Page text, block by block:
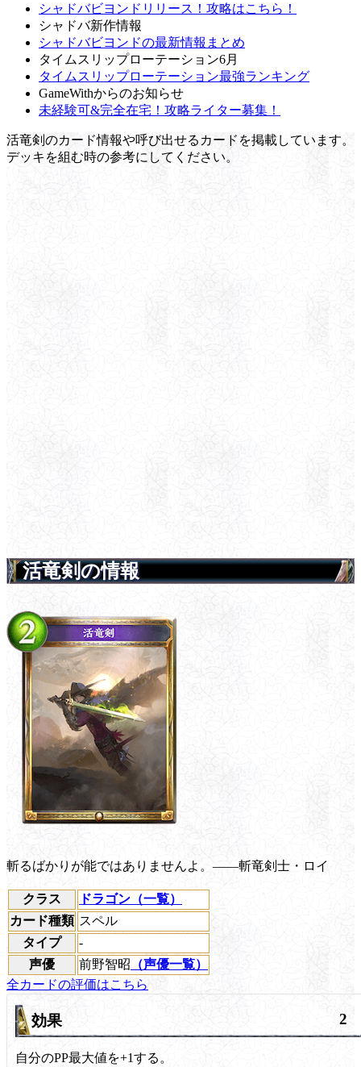
シャドバビヨンドリリース！攻略はこちら！
シャドバ新作情報
シャドバビヨンドの最新情報まとめ
タイムスリップローテーション6月
タイムスリップローテーション最強ランキング
GameWithからのお知らせ
未経験可&完全在宅！攻略ライター募集！
活竜剣のカード情報や呼び出せるカードを掲載しています。
デッキを組む時の参考にしてください。
活竜剣の情報
斬るばかりが能ではありませんよ。――斬竜剣士・ロイ
クラス
ドラゴン（一覧）
カード種類 スペル
タイプ
-
声優
前野智昭 （声優一覧）
全カードの評価はこちら
効果 2
自分のPP最大値を+1する。